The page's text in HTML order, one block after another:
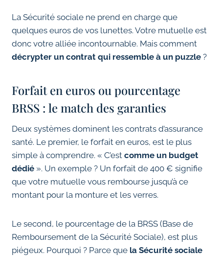
La Sécurité sociale ne prend en charge que
quelques euros de vos lunettes. Votre mutuelle est
donc votre alliée incontournable. Mais comment
décrypter un contrat qui ressemble à un puzzle ?
Forfait en euros ou pourcentage
BRSS : le match des garanties
Deux systèmes dominent les contrats d’assurance
santé. Le premier, le forfait en euros, est le plus
simple à comprendre. « C’est comme un budget
dédié ». Un exemple ? Un forfait de 400 € signifie
que votre mutuelle vous rembourse jusqu’à ce
montant pour la monture et les verres.
Le second, le pourcentage de la BRSS (Base de
Remboursement de la Sécurité Sociale), est plus
piégeux. Pourquoi ? Parce que la Sécurité sociale